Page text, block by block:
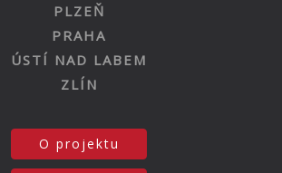
PLZEŇ
PRAHA
ÚSTÍ NAD LABEM
ZLÍN
O projektu